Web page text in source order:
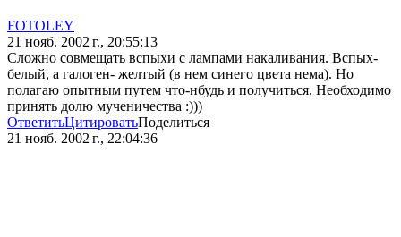
FOTOLEY
21 нояб. 2002 г., 20:55:13
Сложно совмещать вспыхи с лампами накаливания. Вспых-
белый, а галоген- желтый (в нем синего цвета нема). Но
полагаю опытным путем что-нбудь и получиться. Необходимо
принять долю мученичества :)))
ОтветитьЦитироватьПоделиться
21 нояб. 2002 г., 22:04:36